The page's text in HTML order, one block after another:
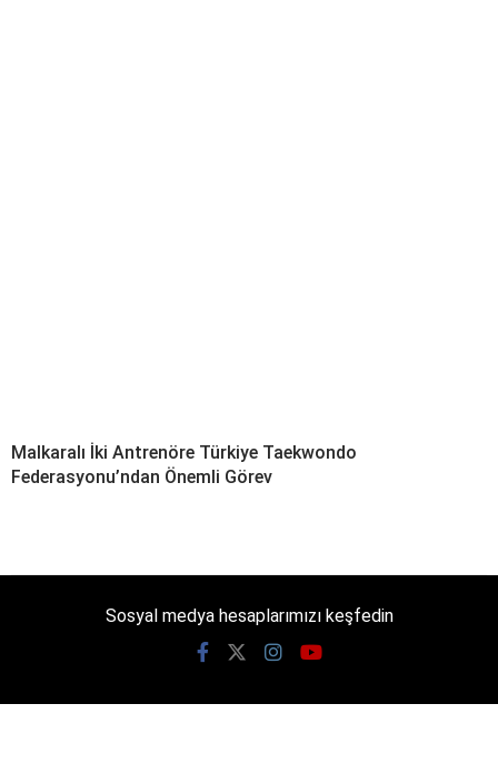
Malkaralı İki Antrenöre Türkiye Taekwondo
Federasyonu’ndan Önemli Görev
Sosyal medya hesaplarımızı keşfedin